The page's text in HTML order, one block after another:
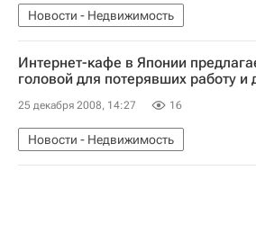
Новости - Недвижимость
Коммерческая недвижимость
Интернет-кафе в Японии
головой для потерявших работу и
25 декабря 2008, 14:27 16
Новости - Недвижимость